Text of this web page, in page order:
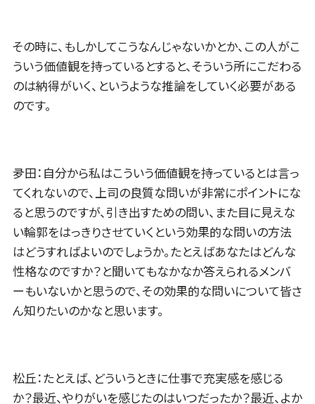
その時に、もしかしてこうなんじゃないかとか、この人がこ
ういう価値観を持っているとすると、そういう所にこだわる
のは納得がいく、というような推論をしていく必要がある
のです。
夛田：自分から私はこういう価値観を持っているとは言っ
てくれないので、上司の良質な問いが非常にポイントにな
ると思うのですが、引き出すための問い、また目に見えな
い輪郭をはっきりさせていくという効果的な問いの方法
はどうすればよいのでしょうか。たとえばあなたはどんな
性格なのですか？と聞いてもなかなか答えられるメンバ
ーもいないかと思うので、その効果的な問いについて皆さ
ん知りたいのかなと思います。
松丘：たとえば、どういうときに仕事で充実感を感じる
か？最近、やりがいを感じたのはいつだったか？最近、よか